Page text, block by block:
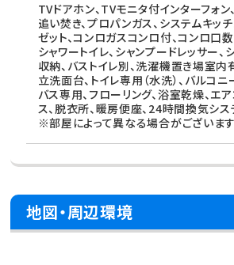
TVドアホン、TVモニタ付インターフォン
追い焚き、プロパンガス、システムキッ
ゼット、コンロガスコンロ付、コンロ口数
シャワートイレ、シャンプードレッサー、
収納、バストイレ別、洗濯機置き場室内
立洗面台、トイレ専用（水洗）、バルコニ
バス専用、フローリング、浴室乾燥、エ
ス、脱衣所、暖房便座、24時間換気シス
※部屋によって異なる場合がございます
地図・周辺環境